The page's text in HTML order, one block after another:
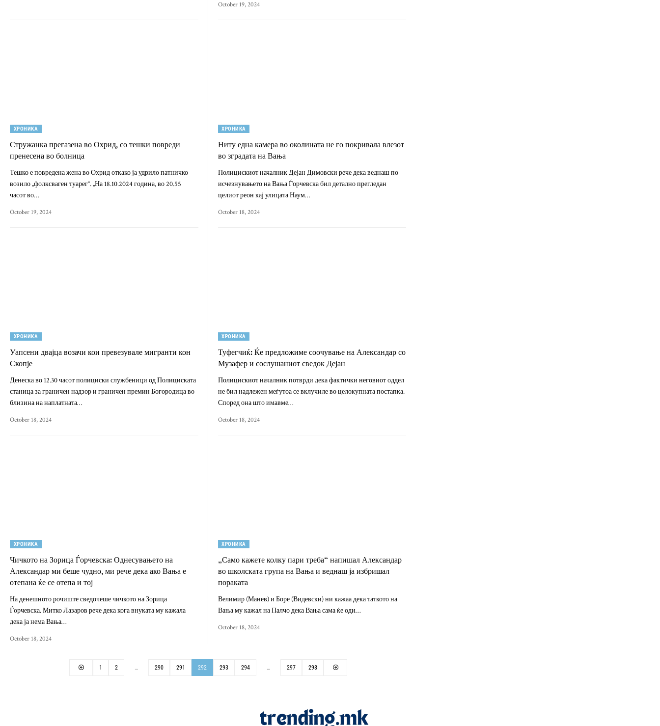
October 19, 2024
ХРОНИКА
Стружанка прегазена во Охрид, со тешки повреди
пренесена во болница
Тешко е повредена жена во Охрид откако ја удрило патничко
возило „фолксваген туарег“. „На 18.10.2024 година, во 20.55
часот во…
October 19, 2024
ХРОНИКА
Ниту една камера во околината не го покривала влезот
во зградата на Вања
Полицискиот началник Дејан Димовски рече дека веднаш по
исчезнувањето на Вања Ѓорчевска бил детално прегледан
целиот реон кај улицата Наум…
October 18, 2024
ХРОНИКА
Уапсени двајца возачи кои превезувале мигранти кон
Скопје
Денеска во 12.30 часот полициски службеници од Полициската
станица за граничен надзор и граничен премин Богородица во
близина на наплатната…
October 18, 2024
ХРОНИКА
Туфегчиќ: Ќе предложиме соочување на Александар со
Музафер и сослушаниот сведок Дејан
Полицискиот началник потврди дека фактички неговиот оддел
не бил надлежен меѓутоа се вклучиле во целокупната постапка.
Според она што имавме…
October 18, 2024
ХРОНИКА
Чичкото на Зорица Ѓорчевска: Однесувањето на
Александар ми беше чудно, ми рече дека ако Вања е
отепана ќе се отепа и тој
На денешното рочиште сведочеше чичкото на Зорица
Ѓорчевска. Митко Лазаров рече дека кога внуката му кажала
дека ја нема Вања…
October 18, 2024
ХРОНИКА
„Само кажете колку пари треба“ напишал Александар
во школската група на Вања и веднаш ја избришал
пораката
Велимир (Манев) и Боре (Видевски) ни кажаа дека таткото на
Вања му кажал на Палчо дека Вања сама ќе оди…
October 18, 2024
1 2 … 290 291 292 293 294 … 297 298